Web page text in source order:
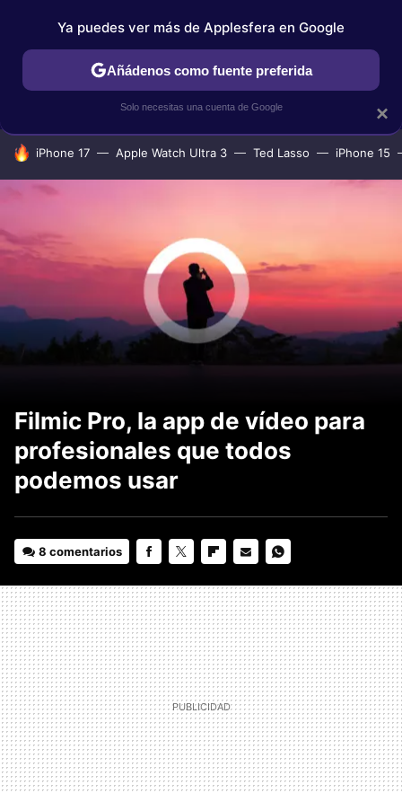
IPHONE TUTORIALES APPLESFERA SELECCIÓN
HOY SE HABLA DE
iPhone 17 Apple Watch Ultra 3 Ted Lasso iPhone 15
Filmic Pro, la app de vídeo para
profesionales que todos
podemos usar
8 comentarios
MAIL
×
Ya puedes ver más de Applesfera en Google
Añádenos como fuente preferida
Solo necesitas una cuenta de Google